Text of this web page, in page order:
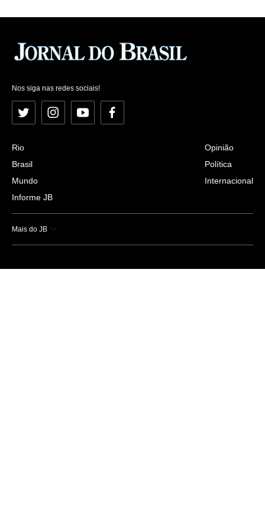
Nos siga nas redes sociais!
Twitter InstagramYouTubeFacebook
Rio
Brasil
Mundo
Informe JB
Opinião
Política
Internacional
Mais do JB
Esportes